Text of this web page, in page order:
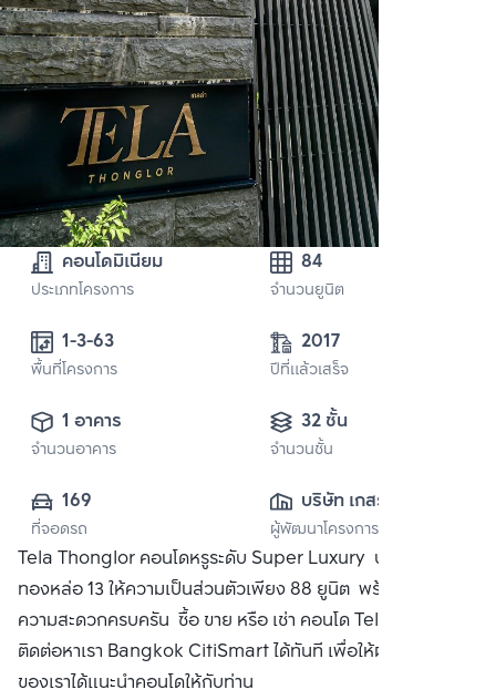
คอนโดมิเนียม
ประเภทโครงการ
84
จำนวนยูนิต
1-3-63
พื้นที่โครงการ
2017
ปีที่แล้วเสร็จ
1 อาคาร
จำนวนอาคาร
32 ชั้น
จำนวนชั้น
169
ที่จอดรถ
บริษัท เกสร พร๊อพ
เพอร์ตี้ จำกัด
ผู้พัฒนาโครงการ
Tela Thonglor คอนโดหรูระดับ Super Luxury บนทำเลซอย
ทองหล่อ 13 ให้ความเป็นส่วนตัวเพียง 88 ยูนิต พร้อมสิ่งอำนวย
ความสะดวกครบครัน ซื้อ ขาย หรือ เช่า คอนโด Tela Thonglor
ติดต่อหาเรา Bangkok CitiSmart ได้ทันที เพื่อให้ผู้เชี่ยวชาญ
ของเราได้แนะนำคอนโดให้กับท่าน